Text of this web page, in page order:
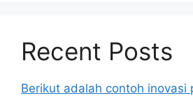
Recent Posts
Berikut adalah contoh inovasi